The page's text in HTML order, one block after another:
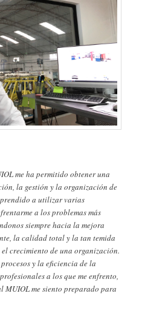
me ha permitido obtener una
la gestión y la organización de
a utilizar varias
a los problemas más
siempre hacia la mejora
la calidad total y la tan temida
crecimiento de una organización.
y la eficiencia de la
a los que me enfrento,
MUIOL me siento preparado para